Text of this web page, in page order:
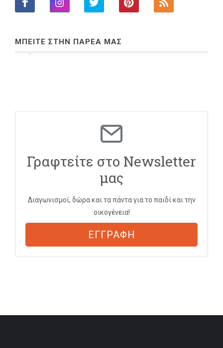
ΜΠΕΙΤΕ ΣΤΗΝ ΠΑΡΕΑ ΜΑΣ
Γραφτείτε στο Newsletter
μας
Διαγωνισμοί, δώρα και τα πάντα για το παιδί και την
οικογένεια!
ΕΓΓΡΑΦΗ